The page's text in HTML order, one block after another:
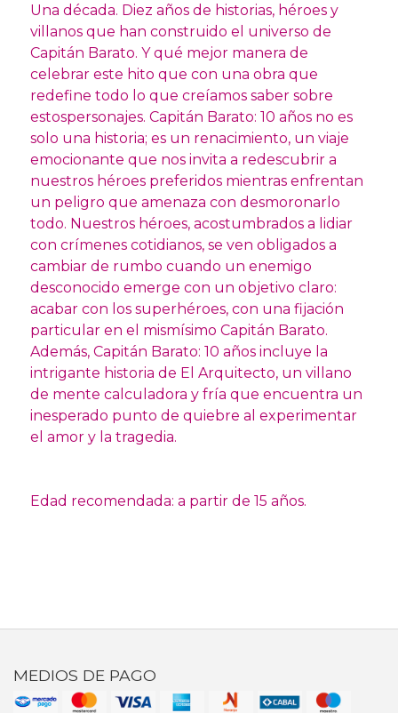
Una década. Diez años de historias, héroes y
villanos que han construido el universo de
Capitán Barato. Y qué mejor manera de
celebrar este hito que con una obra que
redefine todo lo que creíamos saber sobre
estospersonajes. Capitán Barato: 10 años no es
solo una historia; es un renacimiento, un viaje
emocionante que nos invita a redescubrir a
nuestros héroes preferidos mientras enfrentan
un peligro que amenaza con desmoronarlo
todo. Nuestros héroes, acostumbrados a lidiar
con crímenes cotidianos, se ven obligados a
cambiar de rumbo cuando un enemigo
desconocido emerge con un objetivo claro:
acabar con los superhéroes, con una fijación
particular en el mismísimo Capitán Barato.
Además, Capitán Barato: 10 años incluye la
intrigante historia de El Arquitecto, un villano
de mente calculadora y fría que encuentra un
inesperado punto de quiebre al experimentar
el amor y la tragedia.
Edad recomendada: a partir de 15 años.
MEDIOS DE PAGO